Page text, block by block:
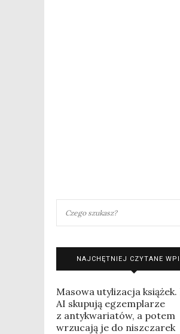
NAJCHĘTNIEJ CZYTANE
Masowa utylizacja
AI skupują egzemplarze
z antykwariatów, a potem
wrzucają je do niszczarek